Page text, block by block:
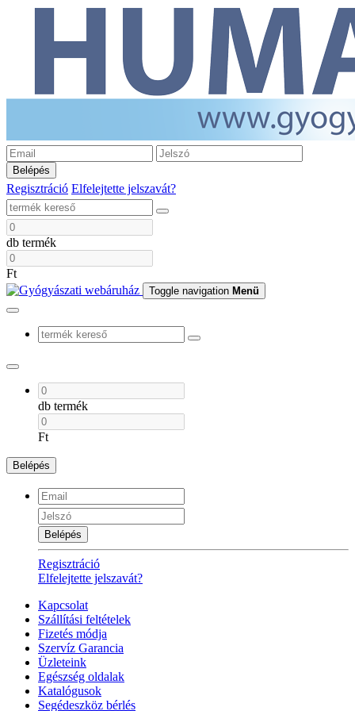
Belépés
Regisztráció Elfelejtette jelszavát?
db termék
Ft
Toggle navigation Menü
db termék
Ft
Belépés
Belépés
Regisztráció
Elfelejtette jelszavát?
Kapcsolat
Szállítási feltételek
Fizetés módja
Szervíz Garancia
Üzleteink
Egészség oldalak
Katalógusok
Segédeszköz bérlés